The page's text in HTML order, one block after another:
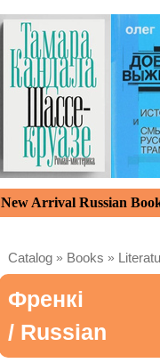
New Arrival Russian
Catalog » Books »
Френкі
/ Russian